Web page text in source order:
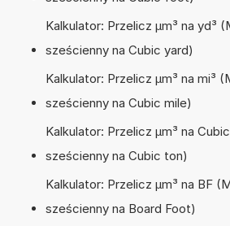
Kalkulator: Przelicz µm³ na yd³
sześcienny na Cubic yard)
Kalkulator: Przelicz µm³ na mi³
sześcienny na Cubic mile)
Kalkulator: Przelicz µm³ na
sześcienny na Cubic ton)
Kalkulator: Przelicz µm³ na BF
sześcienny na Board Foot)